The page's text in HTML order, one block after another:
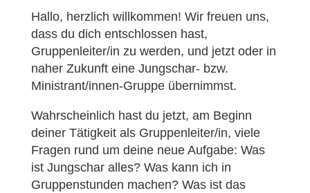
Hallo, herzlich willkommen! Wir freuen uns,
dass du dich entschlossen hast,
Gruppenleiter/in zu werden, und jetzt oder in
naher Zukunft eine Jungschar- bzw.
Ministrant/innen-Gruppe übernimmst.
Wahrscheinlich hast du jetzt, am Beginn
deiner Tätigkeit als Gruppenleiter/in, viele
Fragen rund um deine neue Aufgabe: Was
ist Jungschar alles? Was kann ich in
Gruppenstunden machen? Was ist das